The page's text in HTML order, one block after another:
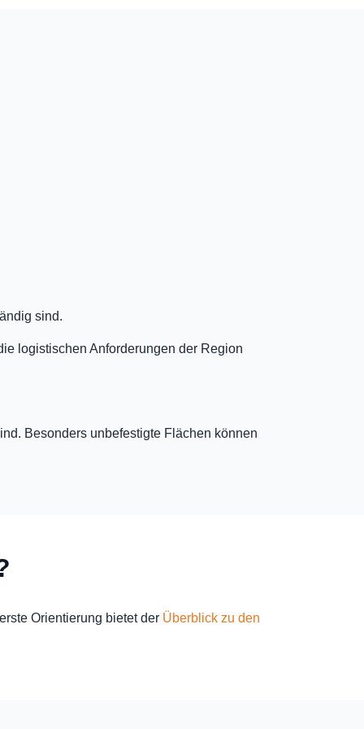
sind.
logistischen Anforderungen der Region
Besonders unbefestigte Flächen können
Orientierung bietet der Überblick zu den